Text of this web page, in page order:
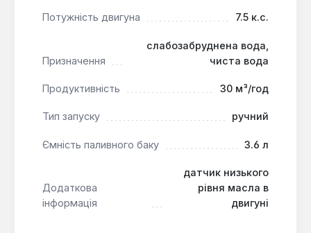
ефективно поглинають вібрації, підвищуючи
комфорт оператора.
Багатоканальне перекачування:Можливість
перекачування води одночасно по трьох
Захист двигуна: Датчик низького рівня масла
в двигуні запобігає його пошкодженню,
двигуна 212 см³ та потужністю 7.5 к.с. є
оптимальним рішенням для фермерських
Потужність двигуна 7.5 к.с.
Призначення
слабозабруднена вода,
чиста вода
Продуктивність 30 м³/год
Тип запуску ручний
Ємність паливного баку 3.6 л
Додаткова
інформація
датчик низького
рівня масла в
двигуні